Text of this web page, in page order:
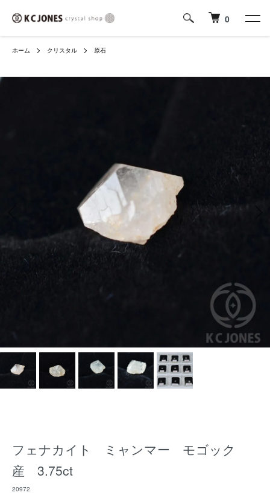
0
ホーム クリスタル 原石
フェナカイト ミャンマー モゴック
産 3.75ct
20972